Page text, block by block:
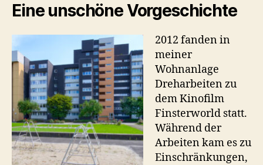
bitterböser
voller
Lichtblicke
Eine unschöne Vorgeschichte
2012 fanden in
meiner
Wohnanlage
Dreharbeiten zu
dem Kinofilm
Finsterworld statt.
Während der
Arbeiten kam es zu
Einschränkungen,